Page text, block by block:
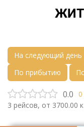
На следующий день
По прибытию
0.0 0
3 рейсов, от 3700.00 к